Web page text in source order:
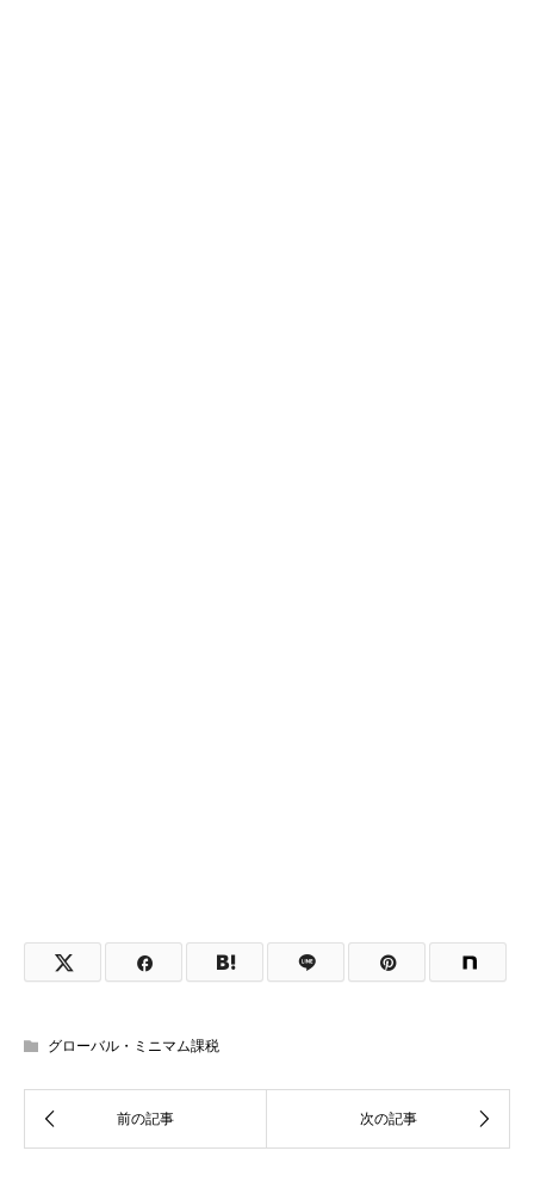
グローバル・ミニマム課税